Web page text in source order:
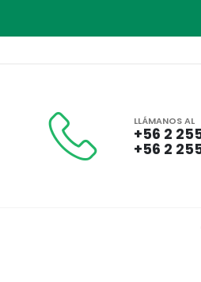
LLÁMANOS AL
+56 2
+56 2